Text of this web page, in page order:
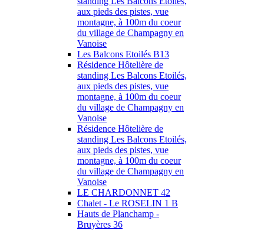
aux pieds des pistes, vue
montagne, à 100m du coeur
du village de Champagny en
Vanoise
Les Balcons Etoilés B13
Résidence Hôtelière de
standing Les Balcons Etoilés,
aux pieds des pistes, vue
montagne, à 100m du coeur
du village de Champagny en
Vanoise
Résidence Hôtelière de
standing Les Balcons Etoilés,
aux pieds des pistes, vue
montagne, à 100m du coeur
du village de Champagny en
Vanoise
LE CHARDONNET 42
Chalet - Le ROSELIN 1 B
Hauts de Planchamp -
Bruyères 36